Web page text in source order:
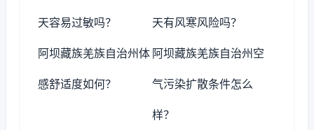
天容易过敏吗？ 天有风寒风险吗？
阿坝藏族羌族自治州体
感舒适度如何？
阿坝藏族羌族自治州空
气污染扩散条件怎么
样？